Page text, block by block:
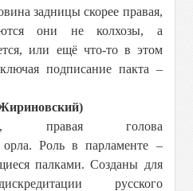
задницы скорее правая,
они не колхозы, а
или ещё что-то в этом
подписание пакта –
правая голова
орла. Роль в парламенте –
палками. Созданы для
русского